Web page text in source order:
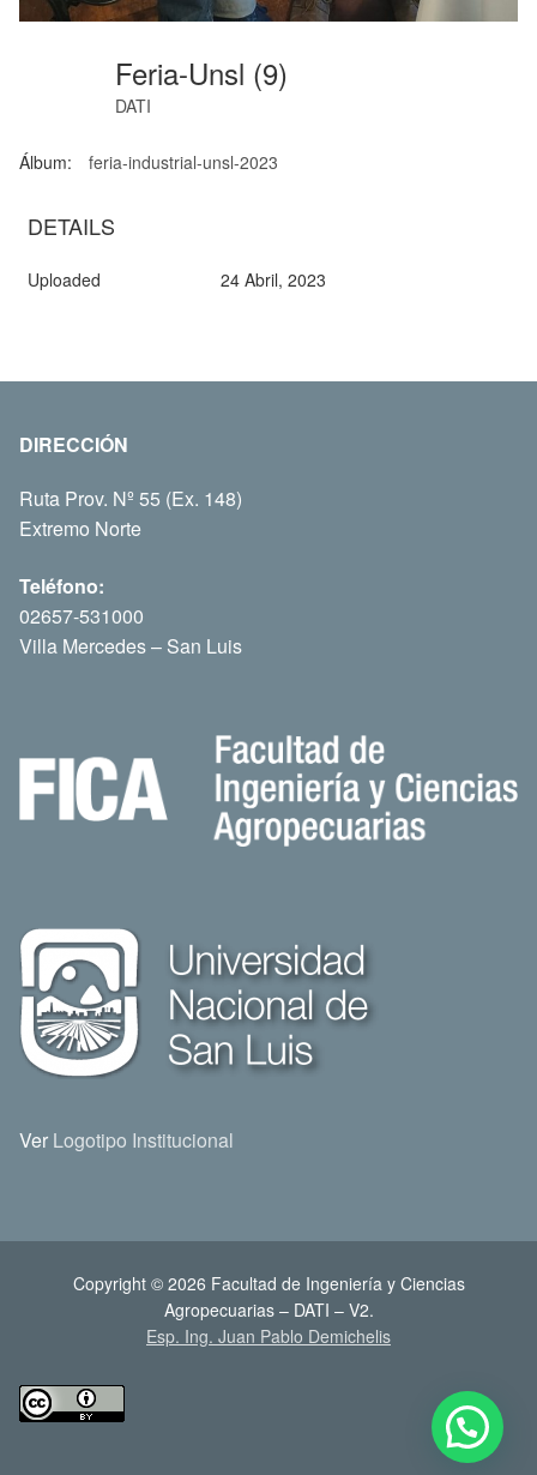
Feria-Unsl (9)
DATI
Álbum: feria-industrial-unsl-2023
DETAILS
Uploaded 24 Abril, 2023
DIRECCIÓN
Ruta Prov. Nº 55 (Ex. 148)
Extremo Norte
Teléfono:
02657-531000
Villa Mercedes – San Luis
Ver Logotipo Institucional
Copyright © 2026 Facultad de Ingeniería y Ciencias
Agropecuarias – DATI – V2.
Esp. Ing. Juan Pablo Demichelis